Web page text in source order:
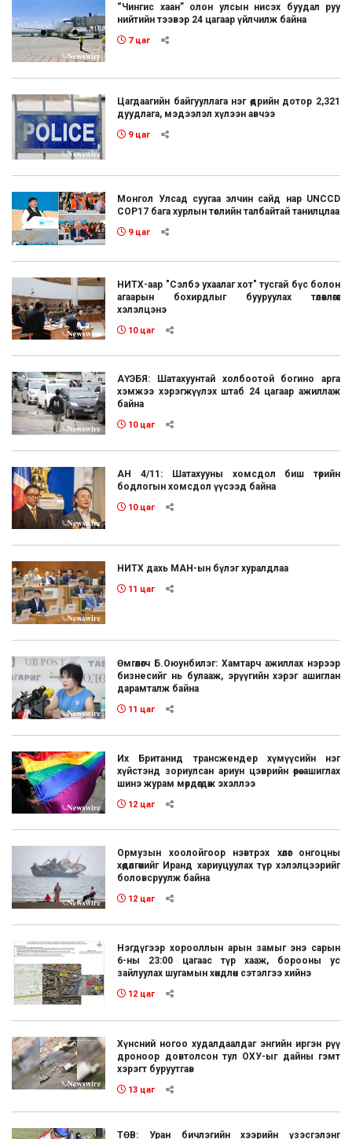
“Чингис хаан” олон улсын нисэх буудал руу
нийтийн тээвэр 24 цагаар үйлчилж байна
7 цаг
Цагдаагийн байгууллага нэг өдрийн дотор 2,321
дуудлага, мэдээлэл хүлээн авчээ
9 цаг
Монгол Улсад суугаа элчин сайд нар UNCCD
COP17 бага хурлын төслийн талбайтай танилцлаа
9 цаг
НИТХ-аар "Сэлбэ ухаалаг хот" тусгай бүс болон
агаарын бохирдлыг бууруулах төлөвлөгөөг
хэлэлцэнэ
10 цаг
АҮЭБЯ: Шатахуунтай холбоотой богино арга
хэмжээ хэрэгжүүлэх штаб 24 цагаар ажиллаж
байна
10 цаг
АН 4/11: Шатахууны хомсдол биш төрийн
бодлогын хомсдол үүсээд байна
10 цаг
НИТХ дахь МАН-ын бүлэг хуралдлаа
11 цаг
Өмгөөлөгч Б.Оюунбилэг: Хамтарч ажиллах нэрээр
бизнесийг нь булааж, эрүүгийн хэрэг ашиглан
дарамталж байна
11 цаг
Их Британид трансжендер хүмүүсийн нэг
хүйстэнд зориулсан ариун цэврийн өрөө ашиглах
шинэ журам мөрдөгдөж эхэллээ
12 цаг
Ормузын хоолойгоор нэвтрэх хөлөг онгоцны
хөдөлгөөнийг Иранд хариуцуулах түр хэлэлцээрийг
боловсруулж байна
12 цаг
Нэгдүгээр хорооллын арын замыг энэ сарын
6-ны 23:00 цагаас түр хааж, борооны ус
зайлуулах шугамын хөндлөн сэтэлгээ хийнэ
12 цаг
Хүнсний ногоо худалдаалдаг энгийн иргэн рүү
дроноор довтолсон тул ОХУ-ыг дайны гэмт
хэрэгт буруутгав
13 цаг
ТӨВ: Уран бичлэгийн хээрийн үзэсгэлэнг